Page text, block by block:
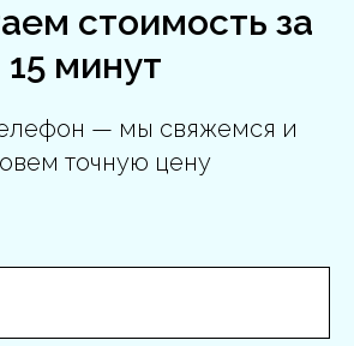
стоимость за
15 минут
— мы свяжемся и
точную цену